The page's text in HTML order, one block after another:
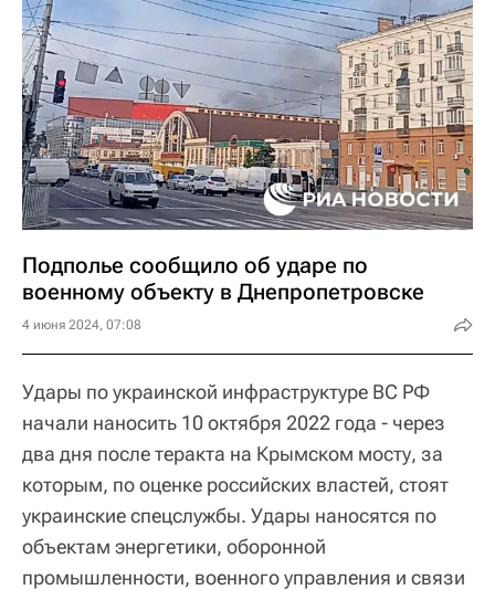
Подполье сообщило об ударе по
военному объекту в Днепропетровске
4 июня 2024, 07:08
Удары по украинской инфраструктуре ВС РФ
начали наносить 10 октября 2022 года - через
два дня после теракта на Крымском мосту, за
которым, по оценке российских властей, стоят
украинские спецслужбы. Удары наносятся по
объектам энергетики, оборонной
промышленности, военного управления и связи